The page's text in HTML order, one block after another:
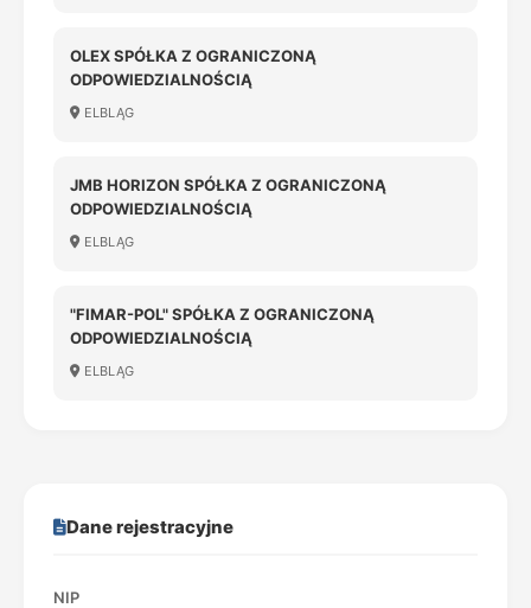
OLEX SPÓŁKA Z OGRANICZONĄ
ODPOWIEDZIALNOŚCIĄ
ELBLĄG
JMB HORIZON SPÓŁKA Z OGRANICZONĄ
ODPOWIEDZIALNOŚCIĄ
ELBLĄG
"FIMAR-POL" SPÓŁKA Z OGRANICZONĄ
ODPOWIEDZIALNOŚCIĄ
ELBLĄG
Dane rejestracyjne
NIP